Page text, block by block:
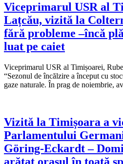
Viceprimarul USR al
Lațcău, vizită la
fără probleme –încă
luat pe caiet
Viceprimarul USR al Timișoarei,
“Sezonul de încălzire a început cu
gaze naturale. În prag de noiembrie,
Vizită la Timișoara a
Parlamentului
Göring-Eckardt –